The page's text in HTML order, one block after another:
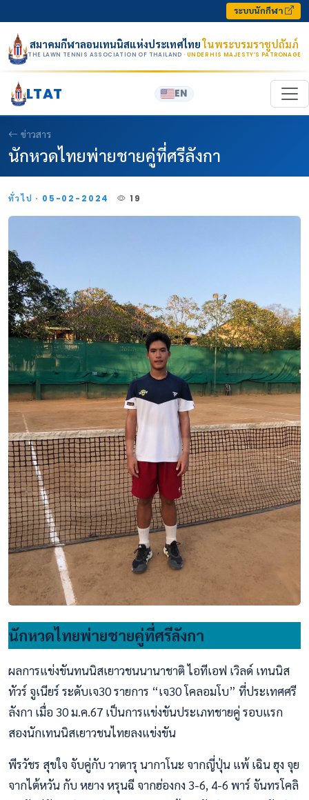
ระบบนักกีฬา
สมาคมกีฬาลอนเทนนิสแห่งประเทศไทยในพระบรมราชูปถัมภ์
THE LAWN TENNIS ASSOCIATION OF THAILAND · UNDER HIS MAJESTY’S PATRONAGE
LTAT EN
ข่าวสาร
นักหวดไทยพ่ายชายคู่ที่ศรีลังกา
ทั่วไป · 05-02-2024 19
นักหวดไทยพ่ายชายคู่ที่ศรีลังกา
ผลการแข่งขันทนนิสเยาวชนนานาชาติ ไอทีเอฟ เวิลด์ เทนนิส
ทัวร์ จูเนียร์ ระดับเจ30 รายการ “เจ30 โคลอมโบ” ที่ประเทศศรี
ลังกา เมื่อ 30 ม.ค.67 เป็นการแข่งขันประเภทชายคู่ รอบแรก
สองนักเทนนิสเยาวชนไทยลงแข่งขัน
พีรวัชร สุขใจ จับคู่กับ วาตารุ นากาโนะ จากญี่ปุ่น แพ้ เฉิน ฮุง จุย
จากไต้หวัน กับ หยาง หรุนฉี จากฮ่องกง 3-6, 4-6 พาร์ จันทรโคลิ